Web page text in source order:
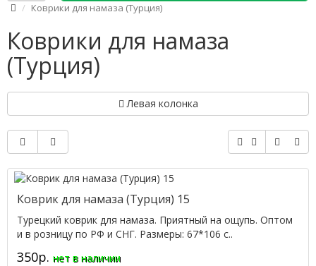
Коврики для намаза (Турция)
Коврики для намаза
(Турция)
Левая колонка
Коврик для намаза (Турция) 15
Турецкий коврик для намаза. Приятный на ощупь. Оптом
и в розницу по РФ и СНГ. Размеры: 67*106 с..
350р. нет в наличии